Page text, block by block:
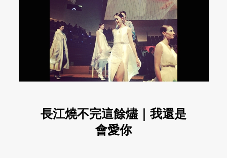
長江燒不完這餘燼｜我還是
會愛你